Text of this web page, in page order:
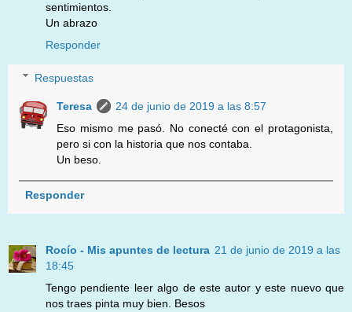
sentimientos.
Un abrazo
Responder
Respuestas
Teresa
24 de junio de 2019 a las 8:57
Eso mismo me pasó. No conecté con el protagonista,
pero si con la historia que nos contaba.
Un beso.
Responder
Rocío - Mis apuntes de lectura 21 de junio de 2019 a las
18:45
Tengo pendiente leer algo de este autor y este nuevo que
nos traes pinta muy bien. Besos